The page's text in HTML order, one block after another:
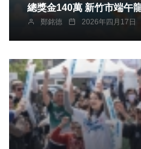
總獎金140萬 新
鄭銘德 2026年四月17日